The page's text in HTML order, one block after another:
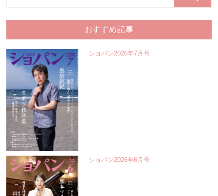
おすすめ記事
ショパン2026年7月号
ショパン2026年6月号